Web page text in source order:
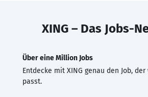
XING – Das Jobs-
Über eine Million Jobs
Entdecke mit XING genau den Job,
passt.